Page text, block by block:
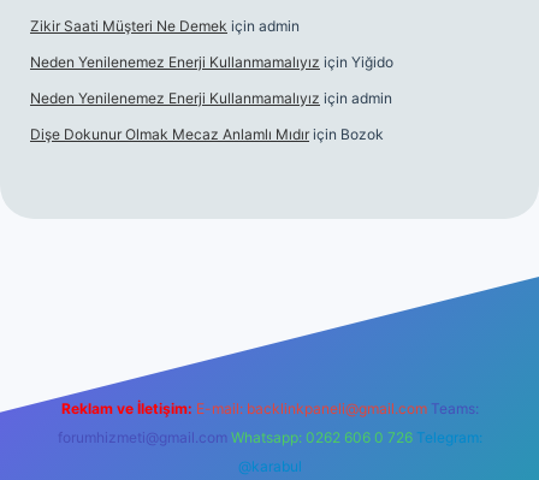
Zikir Saati Müşteri Ne Demek için admin
Neden Yenilenemez Enerji Kullanmamalıyız için Yiğido
Neden Yenilenemez Enerji Kullanmamalıyız için admin
Dişe Dokunur Olmak Mecaz Anlamlı Mıdır için Bozok
Reklam ve İletişim: E-mail: backlinkpaneli@gmail.com Teams:
forumhizmeti@gmail.com Whatsapp: 0262 606 0 726 Telegram:
@karabul